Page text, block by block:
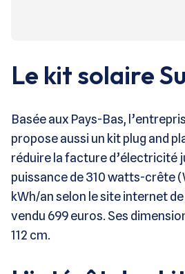
Le kit solaire
Basée aux Pays-Bas,
propose aussi un kit plug and
réduire la facture d’électricité
puissance de 310 watts-crête
kWh/an selon le site internet
vendu 699 euros. Ses
112 cm.